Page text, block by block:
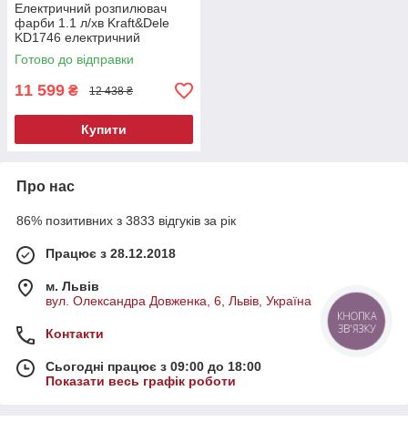
Електричний розпилювач
фарби 1.1 л/хв Kraft&Dele
KD1746 електричний
фарбопульт
Готово до відправки
11 599 ₴ 12 438 ₴
Купити
Про нас
86% позитивних з 3833 відгуків за рік
Працює з 28.12.2018
м. Львів
вул. Олександра Довженка, 6, Львів, Україна
Контакти
Сьогодні працює з 09:00 до 18:00
Показати весь графік роботи
КНОПКА
ЗВ'ЯЗКУ